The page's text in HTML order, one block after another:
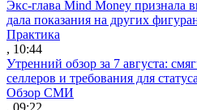
Экс-глава Mind Money признала
дала показания на других
Практика
, 10:44
Утренний обзор за 7 августа:
селлеров и требования для
Обзор СМИ
, 09:22